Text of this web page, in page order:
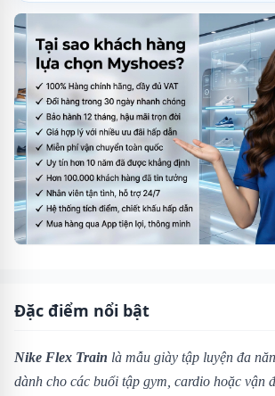
Đặc điểm nổi bật
Nike Flex Train là mẫu giày tập luyện đa
dành cho các buổi tập gym, cardio hoặc vận